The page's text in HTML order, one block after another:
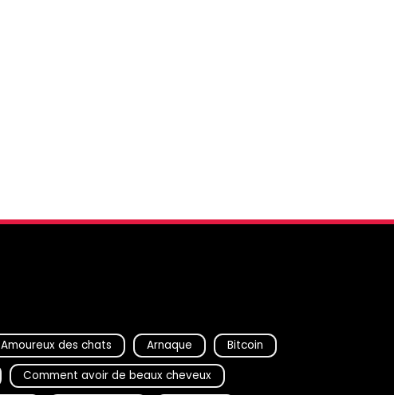
Amoureux des chats Arnaque
Bitcoin
Comment avoir de beaux cheveux